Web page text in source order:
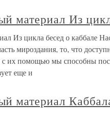
материал Из
Из цикла бесед о каббале
мироздания, то, что
с их помощью мы способны
еще и
материал